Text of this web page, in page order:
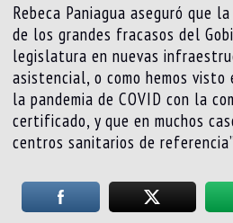
Rebeca Paniagua aseguró que
de los grandes fracasos del
legislatura en nuevas
asistencial, o como hemos
la pandemia de COVID con la
certificado, y que en muchos
centros sanitarios de